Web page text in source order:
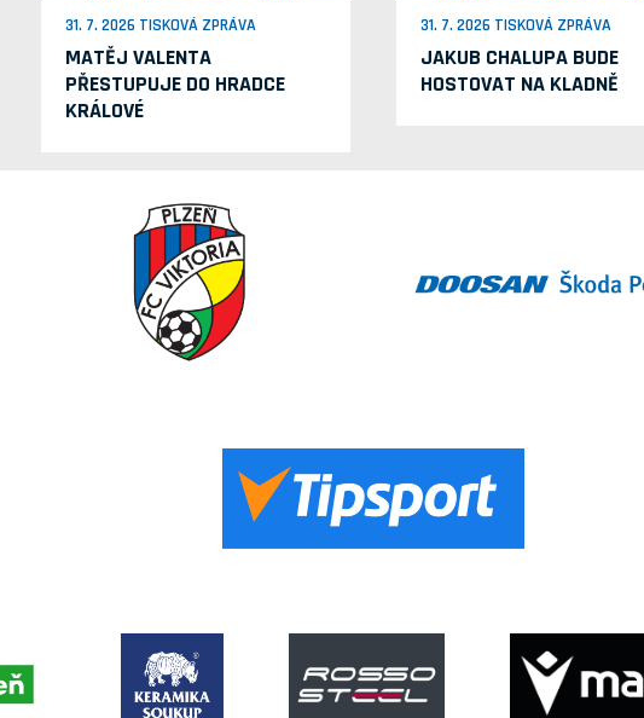
31. 7. 2026 TISKOVÁ ZPRÁVA
MATĚJ VALENTA
PŘESTUPUJE DO HRADCE
KRÁLOVÉ
31. 7. 2026 TISKOVÁ ZPRÁVA
JAKUB CHALUPA BUDE
HOSTOVAT NA KLADNĚ